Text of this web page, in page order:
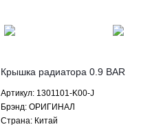
Крышка радиатора 0.9 BAR
H5 Вингл 5 ЗХ Лендмарк -
1301101-K00-J ОРИГИНАЛ
Артикул: 1301101-K00-J
Брэнд: ОРИГИНАЛ
Страна: Китай